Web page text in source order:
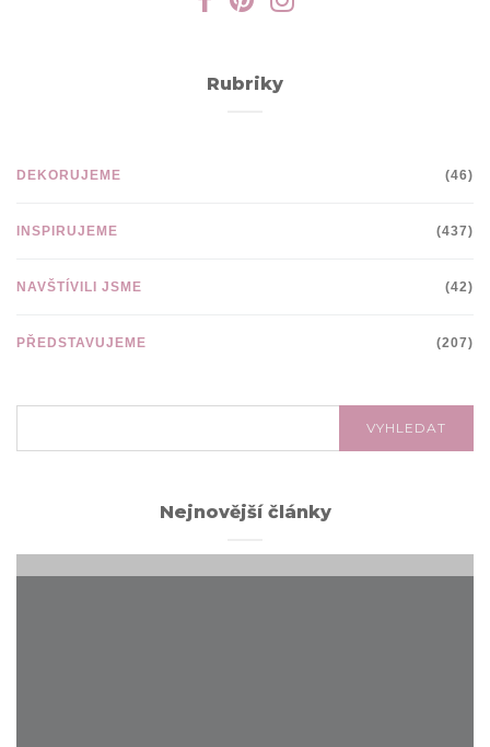
Rubriky
DEKORUJEME (46)
INSPIRUJEME (437)
NAVŠTÍVILI JSME (42)
PŘEDSTAVUJEME (207)
VYHLEDAT
Nejnovější články